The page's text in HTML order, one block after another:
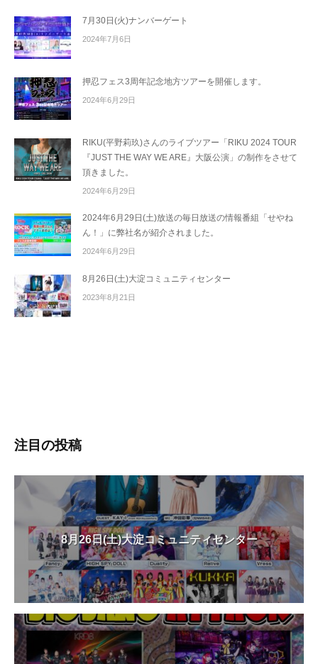
7月30日(火)ナンバーゲート
2024年7月6日
押忍フェス3周年記念地方ツアーを開催します。
2024年6月29日
RIKU(平野莉玖)さんのライブツアー「RIKU 2024 TOUR
『JUST THE WAY WE ARE』大阪公演」の制作をさせて
頂きました。
2024年6月29日
2024年6月29日(土)放送の毎日放送の情報番組「せやね
ん！」に弊社名が紹介されました。
2024年6月29日
8月26日(土)大淀コミュニティセンター
2023年8月21日
注目の投稿
8月26日(土)大淀コミュニティセンター